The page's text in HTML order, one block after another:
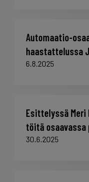
Automaatio-
haastattelussa
6.8.2025
Esittelyssä Meri
töitä osaavassa
30.6.2025